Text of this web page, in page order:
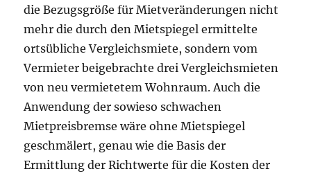
die Bezugsgröße für Mietveränderungen nicht
mehr die durch den Mietspiegel ermittelte
ortsübliche Vergleichsmiete, sondern vom
Vermieter beigebrachte drei Vergleichsmieten
von neu vermietetem Wohnraum. Auch die
Anwendung der sowieso schwachen
Mietpreisbremse wäre ohne Mietspiegel
geschmälert, genau wie die Basis der
Ermittlung der Richtwerte für die Kosten der